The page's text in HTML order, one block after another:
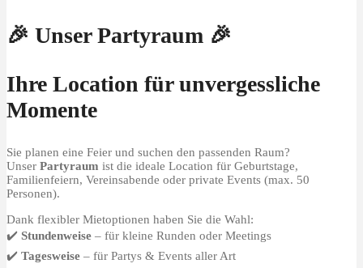
🎉 Unser Partyraum 🎉
Ihre Location für unvergessliche
Momente
Sie planen eine Feier und suchen den passenden Raum?
Unser Partyraum ist die ideale Location für Geburtstage,
Familienfeiern, Vereinsabende oder private Events (max. 50
Personen).
Dank flexibler Mietoptionen haben Sie die Wahl:
✔️ Stundenweise – für kleine Runden oder Meetings
✔️ Tagesweise – für Partys & Events aller Art